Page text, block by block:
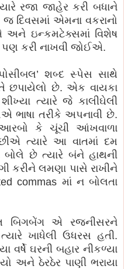
રજા જાહેર કરી બધાને
દિવસમાં એમના વકરાનો
અને ઇન્કમટેક્સમાં વિશેષ
પણ કરી નાખવી જોઈએ.
શબ્દ સ્પેસ સાથે
છપાયેલો છે. એક વાયકા
ત્યારે જે કાલીઘેલી
ભાષા તરીકે અપનાવી છે.
કે ચૂંચી આંખવાળા
ત્યારે આ વાતમાં દમ
છે ત્યારે બંને હાથની
કરીને લમણા પાસે રાખીને
commas માં ન બોલતા
બિગબેંગ એ રજનીસરને
ખાધેલી ઉધરસ હતી.
વર્ષે ઘરની બહાર નીકળ્યા
અને ઠેરઠેર પાણી ભરાયા